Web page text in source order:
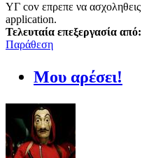
ΥΓ cov επρεπε να
application.
Τελευταία επεξεργασία
Παράθεση
Μου αρέσει!